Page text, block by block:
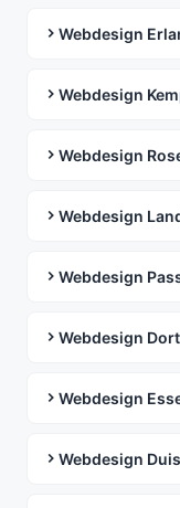
Webdesign
Webdesign
Webdesign
Webdesign
Webdesign
Webdesign
Webdesign
Webdesign